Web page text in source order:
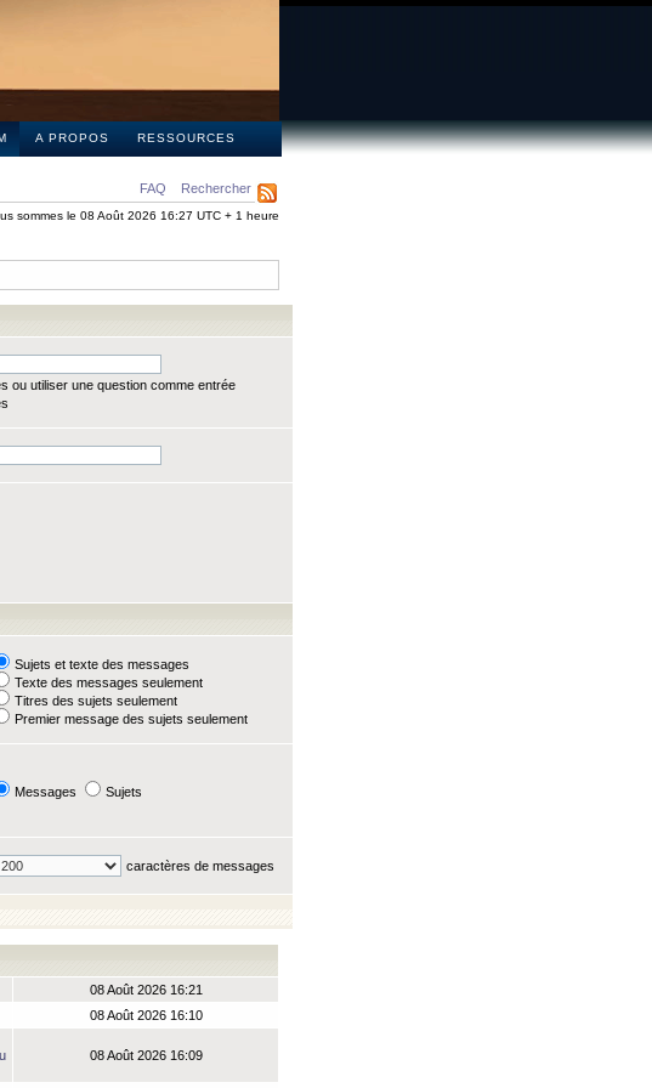
A PROPOS RESSOURCES
FAQ Rechercher
sommes le 08 Août 2026 16:27 UTC + 1 heure
ou utiliser une question comme entrée
Sujets et texte des messages
Texte des messages seulement
Titres des sujets seulement
Premier message des sujets seulement
Messages Sujets
caractères de messages
08 Août 2026 16:21
08 Août 2026 16:10
08 Août 2026 16:09